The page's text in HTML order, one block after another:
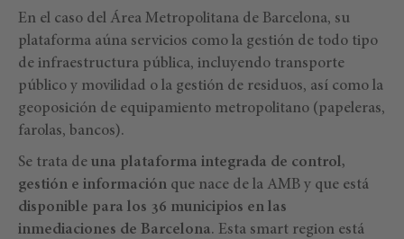
En el caso del Área Metropolitana de Barcelona, su
plataforma aúna servicios como la gestión de todo tipo
de infraestructura pública, incluyendo transporte
público y movilidad o la gestión de residuos, así como la
geoposición de equipamiento metropolitano (papeleras,
farolas, bancos).
Se trata de una plataforma integrada de control,
gestión e información que nace de la AMB y que está
disponible para los 36 municipios en las
inmediaciones de Barcelona. Esta smart region está